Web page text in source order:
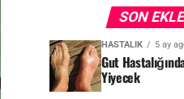
SON
HASTALIK 5 ay
Gut
Yiyecek